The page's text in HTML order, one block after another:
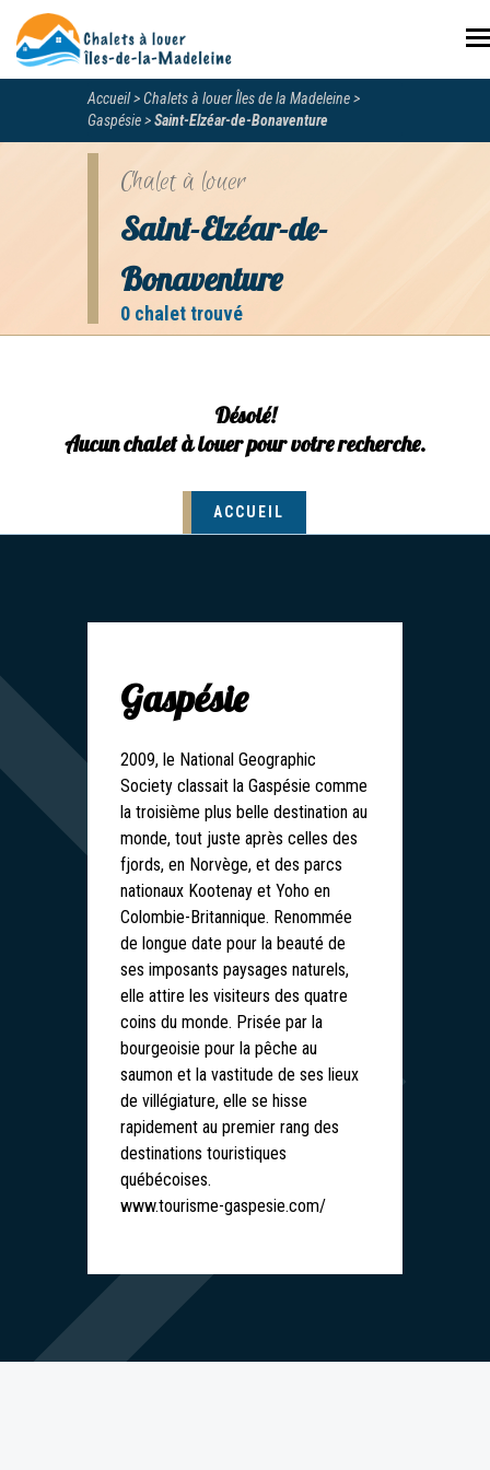
Accueil
Chalets à louer Îles de la Madeleine
Gaspésie
Saint-Elzéar-de-Bonaventure
Chalet à louer
Saint-Elzéar-de-
Bonaventure
0 chalet trouvé
Désolé!
Aucun chalet à louer pour votre recherche.
ACCUEIL
Gaspésie
2009, le National Geographic
Society classait la Gaspésie comme
la troisième plus belle destination au
monde, tout juste après celles des
fjords, en Norvège, et des parcs
nationaux Kootenay et Yoho en
Colombie-Britannique. Renommée
de longue date pour la beauté de
ses imposants paysages naturels,
elle attire les visiteurs des quatre
coins du monde. Prisée par la
bourgeoisie pour la pêche au
saumon et la vastitude de ses lieux
de villégiature, elle se hisse
rapidement au premier rang des
destinations touristiques
québécoises.
www.tourisme-gaspesie.com/